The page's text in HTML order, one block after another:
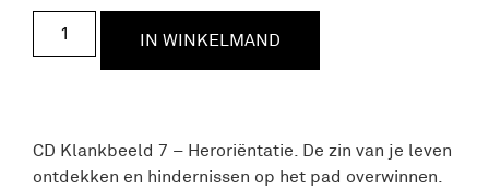
IN WINKELMAND
CD Klankbeeld 7 – Heroriëntatie. De zin van je leven
ontdekken en hindernissen op het pad overwinnen.